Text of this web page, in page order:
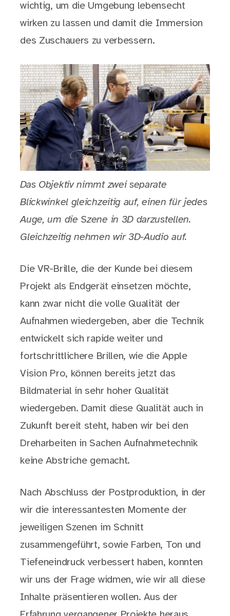
wichtig, um die Umgebung lebensecht
wirken zu lassen und damit die Immersion
des Zuschauers zu verbessern.
Das Objektiv nimmt zwei separate
Blickwinkel gleichzeitig auf, einen für jedes
Auge, um die Szene in 3D darzustellen.
Gleichzeitig nehmen wir 3D-Audio auf.
Die VR-Brille, die der Kunde bei diesem
Projekt als Endgerät einsetzen möchte,
kann zwar nicht die volle Qualität der
Aufnahmen wiedergeben, aber die Technik
entwickelt sich rapide weiter und
fortschrittlichere Brillen, wie die Apple
Vision Pro, können bereits jetzt das
Bildmaterial in sehr hoher Qualität
wiedergeben. Damit diese Qualität auch in
Zukunft bereit steht, haben wir bei den
Dreharbeiten in Sachen Aufnahmetechnik
keine Abstriche gemacht.
Nach Abschluss der Postproduktion, in der
wir die interessantesten Momente der
jeweiligen Szenen im Schnitt
zusammengeführt, sowie Farben, Ton und
Tiefeneindruck verbessert haben, konnten
wir uns der Frage widmen, wie wir all diese
Inhalte präsentieren wollen. Aus der